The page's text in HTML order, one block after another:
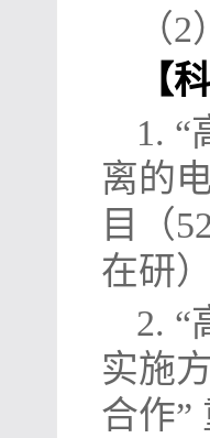
（
【
1. “
离的
目（
在研
2. “
实施
合作”